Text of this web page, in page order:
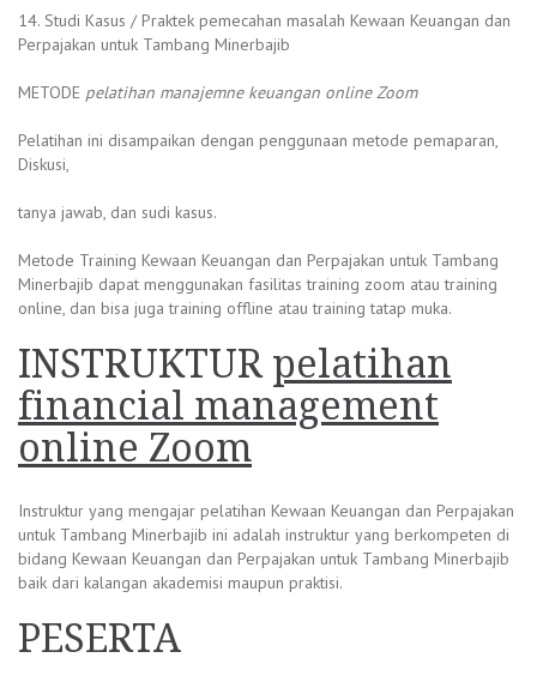
14. Studi Kasus / Praktek pemecahan masalah Kewaan Keuangan dan
Perpajakan untuk Tambang Minerbajib
METODE pelatihan manajemne keuangan online Zoom
Pelatihan ini disampaikan dengan penggunaan metode pemaparan,
Diskusi,
tanya jawab, dan sudi kasus.
Metode Training Kewaan Keuangan dan Perpajakan untuk Tambang
Minerbajib dapat menggunakan fasilitas training zoom atau training
online, dan bisa juga training offline atau training tatap muka.
INSTRUKTUR pelatihan
financial management
online Zoom
Instruktur yang mengajar pelatihan Kewaan Keuangan dan Perpajakan
untuk Tambang Minerbajib ini adalah instruktur yang berkompeten di
bidang Kewaan Keuangan dan Perpajakan untuk Tambang Minerbajib
baik dari kalangan akademisi maupun praktisi.
PESERTA